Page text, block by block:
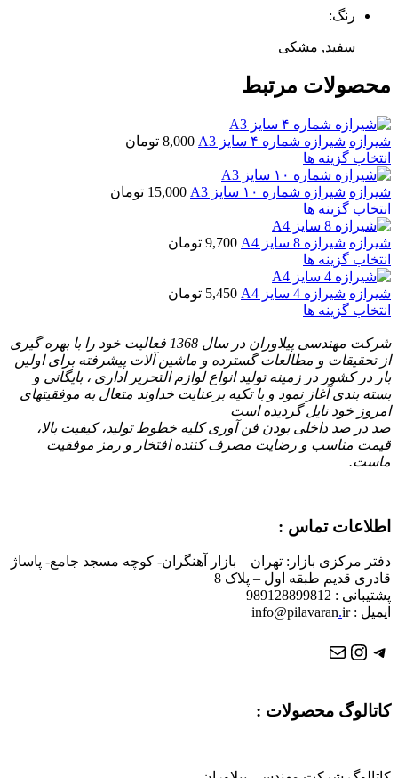
رنگ:
سفید, مشکی
محصولات مرتبط
شیرازه شیرازه شماره ۴ سایز A3 8,000 تومان
انتخاب گزینه ها
شیرازه شیرازه شماره ۱۰ سایز A3 15,000 تومان
انتخاب گزینه ها
شیرازه شیرازه 8 سایز A4 9,700 تومان
انتخاب گزینه ها
شیرازه شیرازه 4 سایز A4 5,450 تومان
انتخاب گزینه ها
شرکت مهندسی پیلاوران در سال 1368 فعالیت خود را با بهره گیری
از تحقیقات و مطالعات گسترده و ماشین آلات پیشرفته برای اولین
بار در کشور در زمینه تولید انواع لوازم التحریر اداری ، بایگانی و
بسته بندی آغاز نمود و با تكیه برعنایت خداوند متعال به موفقیتهای
امروز خود نایل گردیده است
صد در صد داخلی بودن فن آوری کلیه خطوط تولید، کیفیت بالا،
قیمت مناسب و رضایت مصرف کننده افتخار و رمز موفقیت
ماست.
اطلاعات تماس :
دفتر مرکزی بازار: تهران – بازار آهنگران- کوچه مسجد جامع- پاساژ
قادری قدیم طبقه اول – پلاک 8
پشتیبانی : 989128899812
ایمیل : info@pilavaran .ir
تلگرام
اینستاگرم
ایمیل
کاتالوگ محصولات :